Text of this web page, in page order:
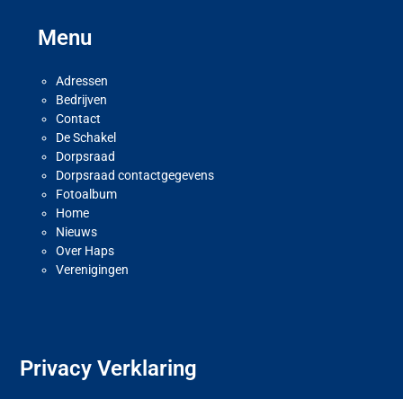
Menu
Adressen
Bedrijven
Contact
De Schakel
Dorpsraad
Dorpsraad contactgegevens
Fotoalbum
Home
Nieuws
Over Haps
Verenigingen
Privacy Verklaring